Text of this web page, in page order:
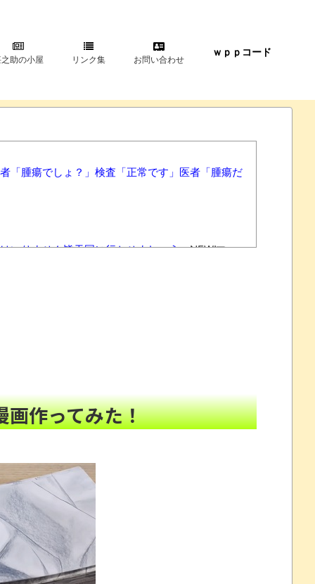
助の小屋 リンク集 お問い合わせ
ｗｐｐコード
「腫瘍でしょ？」検査「正常です」医者「腫瘍だ
いりません皆天国に行かせましょう」NEW!
ボーナスくらいしかないと笑われるNEW!
NEW!
ついて問題提起 他
か
間320万になったので変更に
一瞬怖い”と話題にwwww
画作ってみた！